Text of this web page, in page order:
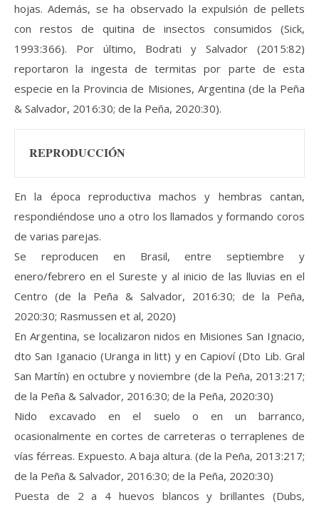
hojas. Además, se ha observado la expulsión de pellets
con restos de quitina de insectos consumidos (Sick,
1993:366). Por último, Bodrati y Salvador (2015:82)
reportaron la ingesta de termitas por parte de esta
especie en la Provincia de Misiones, Argentina (de la Peña
& Salvador, 2016:30; de la Peña, 2020:30).
REPRODUCCIÓN
En la época reproductiva machos y hembras cantan,
respondiéndose uno a otro los llamados y formando coros
de varias parejas.
Se reproducen en Brasil, entre septiembre y
enero/febrero en el Sureste y al inicio de las lluvias en el
Centro (de la Peña & Salvador, 2016:30; de la Peña,
2020:30; Rasmussen et al, 2020)
En Argentina, se localizaron nidos en Misiones San Ignacio,
dto San Iganacio (Uranga in litt) y en Capioví (Dto Lib. Gral
San Martín) en octubre y noviembre (de la Peña, 2013:217;
de la Peña & Salvador, 2016:30; de la Peña, 2020:30)
Nido excavado en el suelo o en un barranco,
ocasionalmente en cortes de carreteras o terraplenes de
vías férreas. Expuesto. A baja altura. (de la Peña, 2013:217;
de la Peña & Salvador, 2016:30; de la Peña, 2020:30)
Puesta de 2 a 4 huevos blancos y brillantes (Dubs,